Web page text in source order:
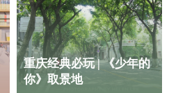
重庆经典必玩 | 《少年的
你》取景地